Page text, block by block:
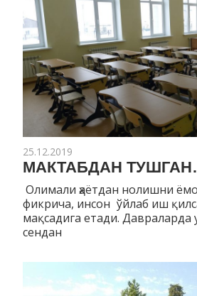
25.12.2019
МАКТАБДАН
Олимали ҳаётдан нолишни
фикрича, инсон ўйлаб иш
мақсадига етади. Давраларда
сендан